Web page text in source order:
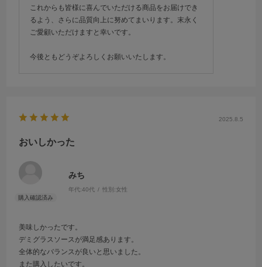
これからも皆様に喜んでいただける商品をお届けでき
るよう、さらに品質向上に努めてまいります。末永く
ご愛顧いただけますと幸いです。
今後ともどうぞよろしくお願いいたします。
2025.8.5
おいしかった
みち
年代:40代 性別:女性
美味しかったです。
デミグラスソースが満足感あります。
全体的なバランスが良いと思いました。
また購入したいです。